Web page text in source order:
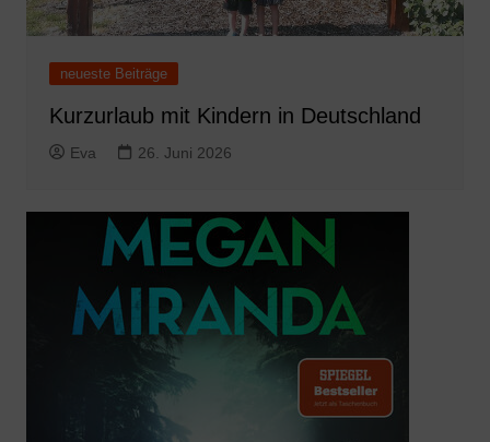
neueste Beiträge
Kurzurlaub mit Kindern in Deutschland
Eva 26. Juni 2026